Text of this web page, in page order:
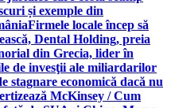
și exemple din
Firmele locale încep să
Dental Holding, preia
din Grecia, lider în
de invesţii ale miliardarilor
stagnare economică dacă nu
McKinsey / Cum